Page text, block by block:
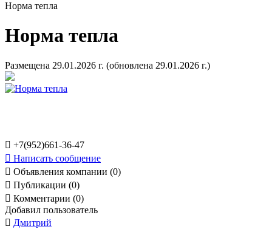
Норма тепла
Норма тепла
Размещена 29.01.2026 г. (обновлена 29.01.2026 г.)
 +7(952)661-36-47
 Написать сообщение
 Объявления компании (0)
 Публикации (0)
 Комментарии (0)
Добавил пользователь
 Дмитрий